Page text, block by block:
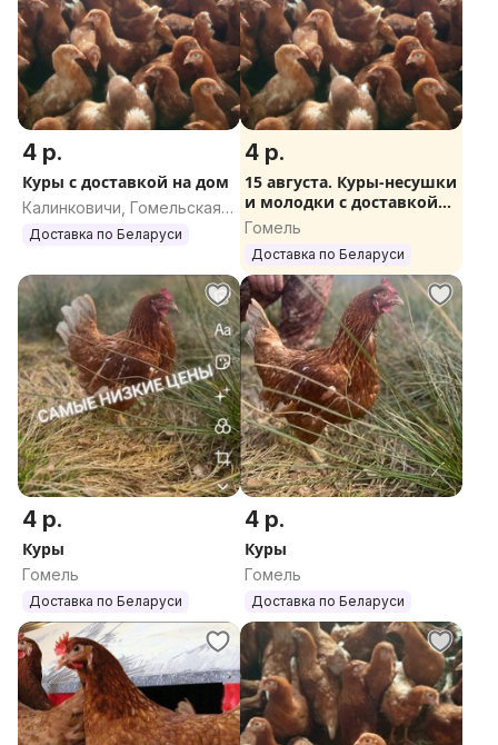
4 р.
Куры с доставкой на дом
Калинковичи, Гомельская
область
Доставка по Беларуси
4 р.
15 августа. Куры-несушки
и молодки с доставкой
на дом
Гомель
Доставка по Беларуси
4 р.
Куры
Гомель
Доставка по Беларуси
4 р.
Куры
Гомель
Доставка по Беларуси